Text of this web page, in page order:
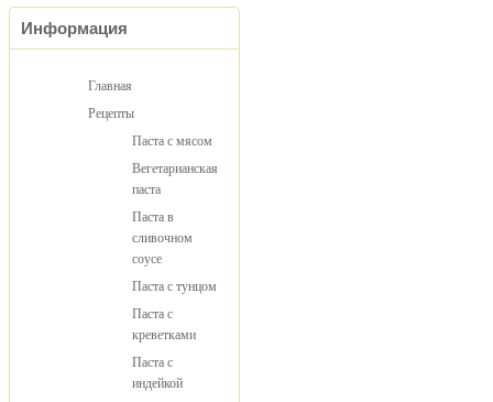
Информация
Главная
Рецепты
Паста с мясом
Вегетарианская
паста
Паста в
сливочном
соусе
Паста с тунцом
Паста с
креветками
Паста с
индейкой